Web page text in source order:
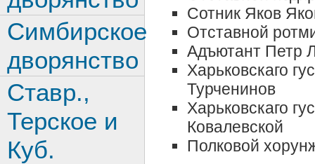
Сотник Яков
Отставной
Адъютант Петр
Харьковскаго
Турченинов
Харьковскаго
Ковалевской
Полковой
Симбирское
дворянство
Ставр.,
Терское и
Куб.